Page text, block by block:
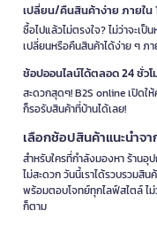
เปลี่ยน/คืนสินค้าง่าย ภายใน
ซื้อไปแล้วไม่ตรงใจ? ไม่ว่าจะ
เปลี่ยนหรือคืนสินค้าได้ง่าย ๆ ภ
ช้อปออนไลน์ได้ตลอด 24 ชั่วโ
สะดวกสุดๆ! B2S online เปิด
ก็รอรับสินค้าที่บ้านได้เลย!
เลือกช้อปสินค้าแนะนำจ
สำหรับใครที่กำลังมองหา ร้านอุ
ไม่สะดวก วันนี้เราได้รวบรวมสิ
พร้อมตอบโจทย์ทุกไลฟ์สไตล์ ไ
ก็ตาม